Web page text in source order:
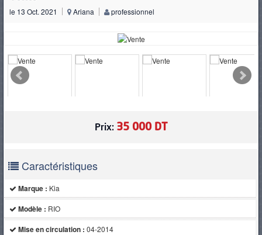
le 13 Oct. 2021 Ariana professionnel
Prix: 35 000 DT
Caractéristiques
Marque : Kia
Modèle : RIO
Mise en circulation : 04-2014